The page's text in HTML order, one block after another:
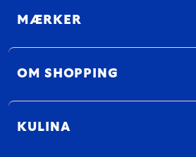
MÆRKER
OM SHOPPING
KULINA